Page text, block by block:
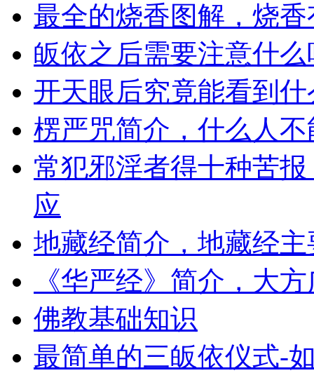
最全的烧香图解，烧
皈依之后需要注意什
开天眼后究竟能看到什
楞严咒简介，什么人
常犯邪淫者得十种苦
应
地藏经简介，地藏经
《华严经》简介，大
佛教基础知识
最简单的三皈依仪式-